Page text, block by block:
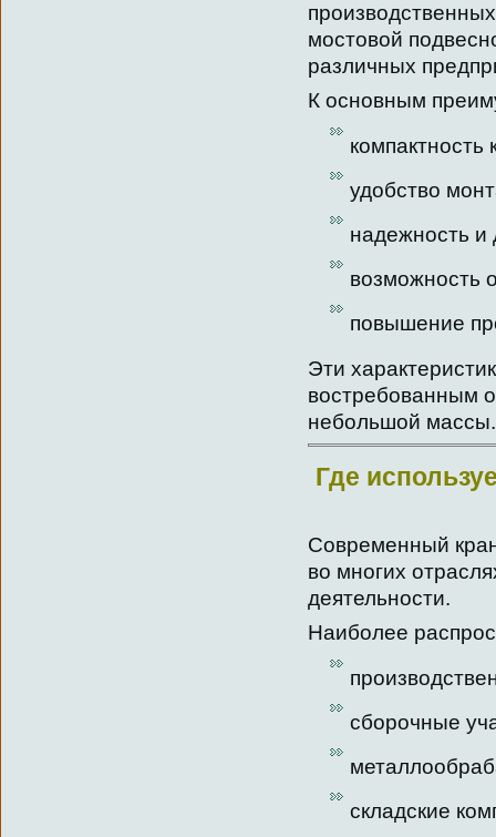
мостовой
различных
К основным
компактность
удобство
надежность и
возможность
повышение
Эти
востребованным
небольшой массы.
Где
Современный
во многих
деятельности.
Наиболее
сборочные
складские